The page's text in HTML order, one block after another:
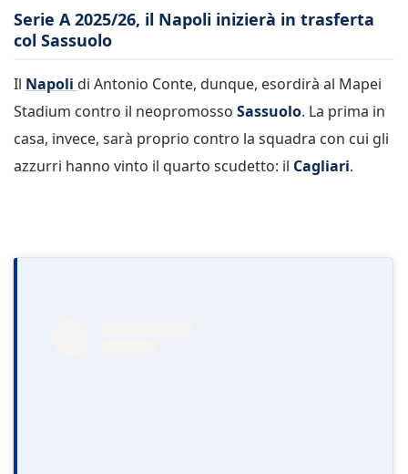
Serie A 2025/26, il Napoli inizierà in trasferta
col Sassuolo
Il Napoli di Antonio Conte, dunque, esordirà al Mapei
Stadium contro il neopromosso Sassuolo. La prima in
casa, invece, sarà proprio contro la squadra con cui gli
azzurri hanno vinto il quarto scudetto: il Cagliari.